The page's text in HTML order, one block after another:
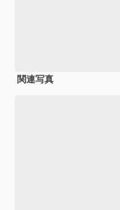
関連写真